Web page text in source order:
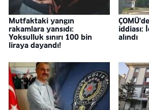
Mutfaktaki yangın
rakamlara yansıdı:
Yoksulluk sınırı 100 bin
liraya dayandı!
iddiası:
alındı